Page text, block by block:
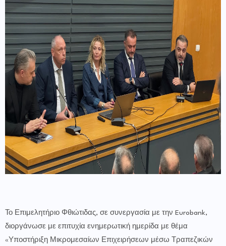
Το Επιμελητήριο Φθιώτιδας, σε συνεργασία με την Eurobank,
διοργάνωσε με επιτυχία ενημερωτική ημερίδα με θέμα
«Υποστήριξη Μικρομεσαίων Επιχειρήσεων μέσω Τραπεζικών